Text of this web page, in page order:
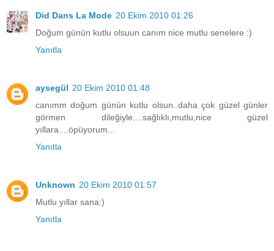
Did Dans La Mode 20 Ekim 2010 01:26
Doğum günün kutlu olsuun canım nice mutlu senelere :)
Yanıtla
aysegül 20 Ekim 2010 01:48
canımm doğum günün kutlu olsun..daha çok güzel günler
görmen dileğiyle....sağlıklı,mutlu,nice güzel
yıllara....öpüyorum...
Yanıtla
Unknown 20 Ekim 2010 01:57
Mutlu yıllar sana:)
Yanıtla